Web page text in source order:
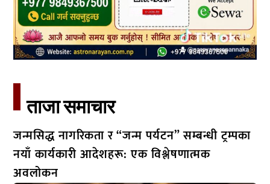
ताजा समाचार​
जन्मसिद्ध नागरिकता र “जन्म पर्यटन” सम्बन्धी ट्रम्पका
नयाँ कार्यकारी आदेशहरू: एक विश्लेषणात्मक
अवलोकन